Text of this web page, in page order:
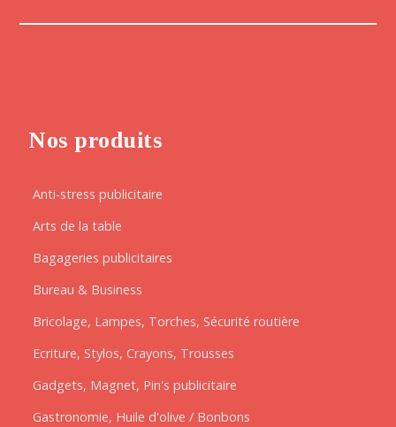
Nos produits
Anti-stress publicitaire
Arts de la table
Bagageries publicitaires
Bureau & Business
Bricolage, Lampes, Torches, Sécurité routière
Ecriture, Stylos, Crayons, Trousses
Gadgets, Magnet, Pin's publicitaire
Gastronomie, Huile d'olive / Bonbons